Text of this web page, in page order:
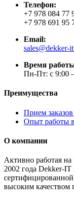
Телефон:
+7 978 084 77
+7 978 691 95
Email:
sales@dekker-
Время
Пн-Пт: с 9:00
Преимущества
Прием
Опыт работы
О компании
Активно работая
2002 года Dekker-IT
высоким качеством